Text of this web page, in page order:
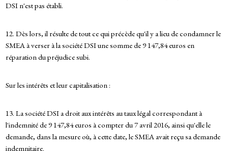
DSI n'est pas établi.
12. Dès lors, il résulte de tout ce qui précède qu'il y a lieu de condamner le
SMEA à verser à la société DSI une somme de 9 147,84 euros en
réparation du préjudice subi.
Sur les intérêts et leur capitalisation :
13. La société DSI a droit aux intérêts au taux légal correspondant à
l'indemnité de 9 147,84 euros à compter du 7 avril 2016, ainsi qu'elle le
demande, dans la mesure où, à cette date, le SMEA avait reçu sa demande
indemnitaire.